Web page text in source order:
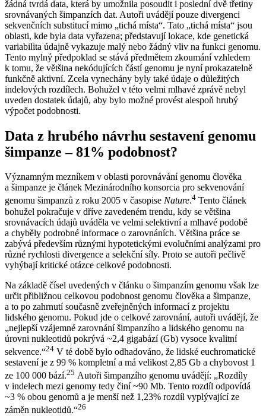
žádná tvrdá data, která by umožnila posoudit i poslední dvě třetiny
srovnávaných šimpanzích dat. Autoři uvádějí pouze divergenci
sekvenčních substitucí mimo „tichá místa“. Tato „tichá místa“ jsou
oblasti, kde byla data vyřazena; představují lokace, kde genetická
variabilita údajně vykazuje malý nebo žádný vliv na funkci genomu.
Tento mylný předpoklad se stává předmětem zkoumání vzhledem
k tomu, že většina nekódujících částí genomu je nyní prokazatelně
funkčně aktivní. Zcela vynechány byly také údaje o důležitých
indelových rozdílech. Bohužel v této velmi mlhavé zprávě nebyl
uveden dostatek údajů, aby bylo možné provést alespoň hrubý
výpočet podobnosti.
Data z hrubého návrhu sestavení genomu
šimpanze – 81% podobnost?
Významným mezníkem v oblasti porovnávání genomu člověka
a šimpanze je článek Mezinárodního konsorcia pro sekvenování
genomu šimpanzů z roku 2005 v časopise Nature.4 Tento článek
bohužel pokračuje v dříve zavedeném trendu, kdy se většina
srovnávacích údajů uváděla ve velmi selektivní a mlhavé podobě
a chyběly podrobné informace o zarovnáních. Většina práce se
zabývá především různými hypotetickými evolučními analýzami pro
různé rychlosti divergence a selekční síly. Proto se autoři pečlivě
vyhýbají kritické otázce celkové podobnosti.
Na základě čísel uvedených v článku o šimpanzím genomu však lze
určit přibližnou celkovou podobnost genomu člověka a šimpanze,
a to po zahrnutí současně zveřejněných informací z projektu
lidského genomu. Pokud jde o celkové zarovnání, autoři uvádějí, že
„nejlepší vzájemné zarovnání šimpanzího a lidského genomu na
úrovni nukleotidů pokrývá ~2,4 gigabází (Gb) vysoce kvalitní
sekvence.“24 V té době bylo odhadováno, že lidské euchromatické
sestavení je z 99 % kompletní a má velikost 2,85 Gb a chybovost 1
ze 100 000 bází.25 Autoři šimpanzího genomu uvádějí: „Rozdíly
v indelech mezi genomy tedy činí ~90 Mb. Tento rozdíl odpovídá
~3 % obou genomů a je menší než 1,23% rozdíl vyplývající ze
záměn nukleotidů.“26